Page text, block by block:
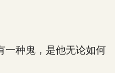
一种鬼，是他无论如何